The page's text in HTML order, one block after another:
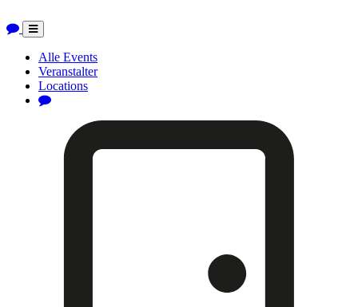
Toggle
navigation
Alle Events
Veranstalter
Locations